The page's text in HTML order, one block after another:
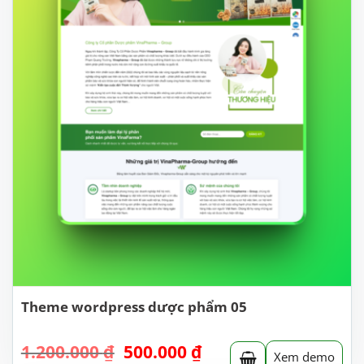
Theme wordpress dược phẩm 05
1.200.000₫ Giá
500.000 ₫Giá Xem demo